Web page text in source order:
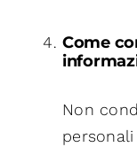
Come
Non